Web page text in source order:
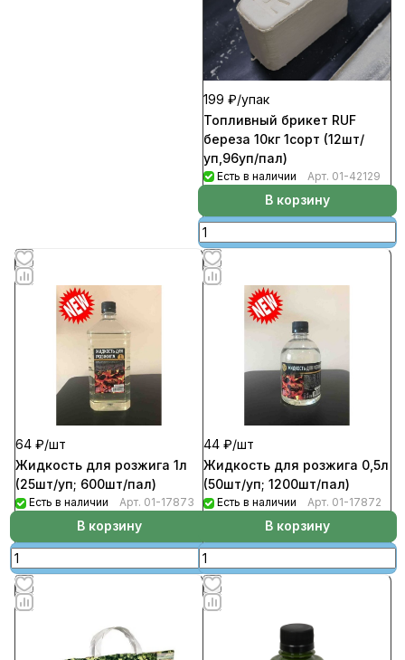
199 ₽/упак
Топливный брикет RUF
береза 10кг 1сорт (12шт/
уп,96уп/пал)
Есть в наличии Арт. 01-42129
В корзину
64 ₽/шт
Жидкость для розжига 1л
(25шт/уп; 600шт/пал)
Есть в наличии Арт. 01-17873
В корзину
44 ₽/шт
Жидкость для розжига 0,5л
(50шт/уп; 1200шт/пал)
Есть в наличии Арт. 01-17872
В корзину